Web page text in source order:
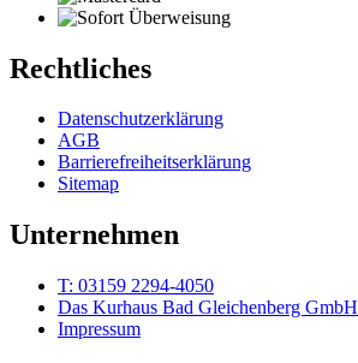
Rechtliches
Datenschutzerklärung
AGB
Barrierefreiheitserklärung
Sitemap
Unternehmen
T: 03159 2294-4050
Das Kurhaus Bad Gleichenberg GmbH
Impressum